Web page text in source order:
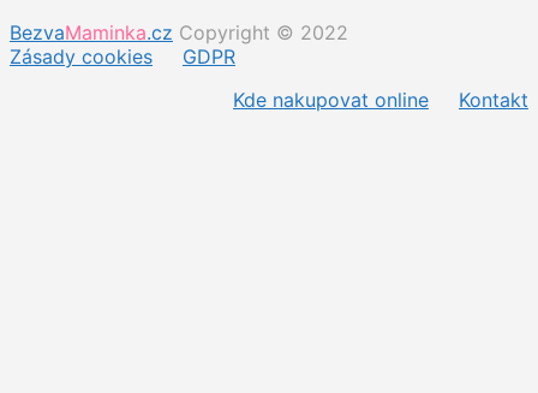
BezvaMaminka.cz Copyright © 2022
Zásady cookies
GDPR
Kde nakupovat online
Kontakt